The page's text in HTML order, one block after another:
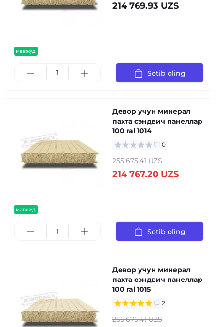
мавжуд
214 769.93 UZS
Sotib oling
мавжуд
Девор учун минерал
пахта сэндвич панеллар
100 ral 1014
0
255 675.41 UZS
214 767.20 UZS
Sotib oling
Девор учун минерал
пахта сэндвич панеллар
100 ral 1015
2
255 675.41 UZS